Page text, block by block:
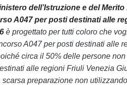
dell’Istruzione e del Merito
A047 per posti destinati alle
è progettato per tutti coloro che
A047 per posti destinati alle
circa il 50% delle persone
alle regioni Friuli Venezia
preparazione non